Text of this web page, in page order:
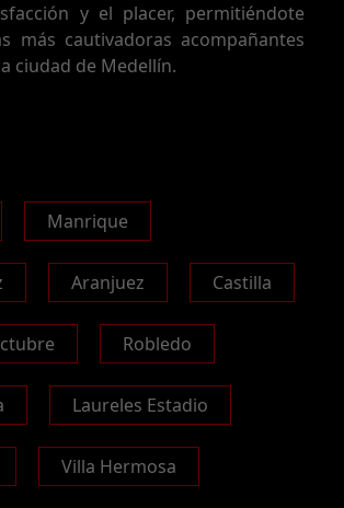
y el placer, permitiéndote
más cautivadoras acompañantes
ciudad de Medellín.
Manrique
Aranjuez Castilla
Robledo
Laureles Estadio
Villa Hermosa